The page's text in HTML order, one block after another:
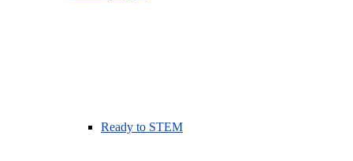
Ready to STEM